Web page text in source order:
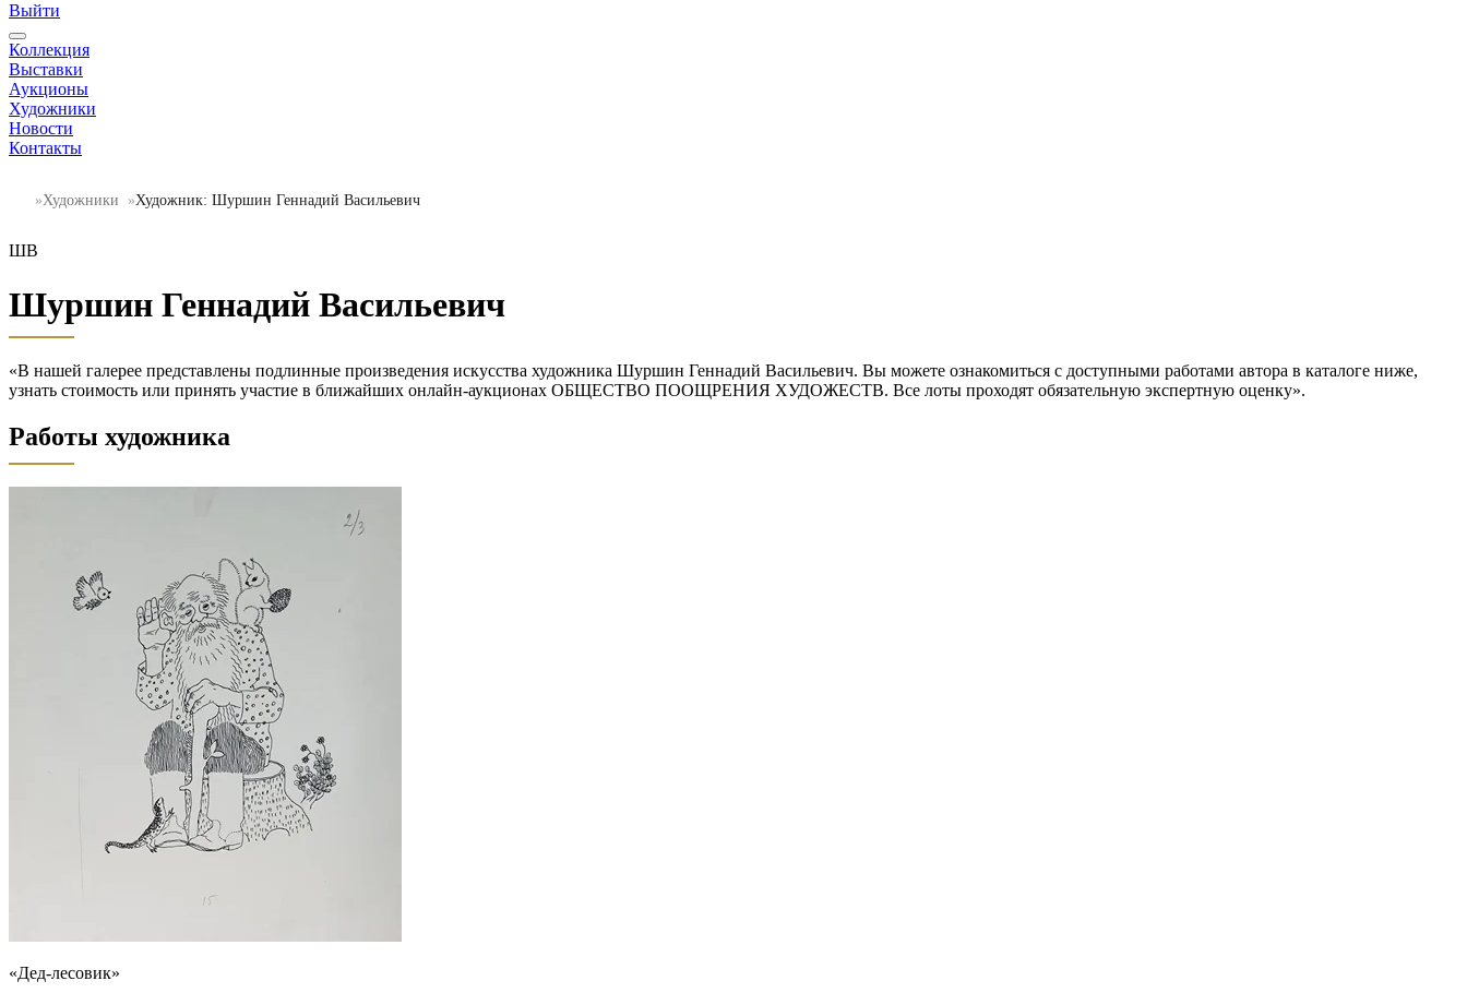
Выйти
Коллекция
Выставки
Аукционы
Художники
Новости
Контакты
Художники Художник: Шуршин Геннадий Васильевич
ШВ
Шуршин Геннадий Васильевич
«В нашей галерее представлены подлинные произведения искусства художника Шуршин Геннадий Васильевич. Вы можете ознакомиться с доступными работами автора в каталоге ниже,
узнать стоимость или принять участие в ближайших онлайн-аукционах ОБЩЕСТВО ПООЩРЕНИЯ ХУДОЖЕСТВ. Все лоты проходят обязательную экспертную оценку».
Работы художника
«Дед-лесовик»